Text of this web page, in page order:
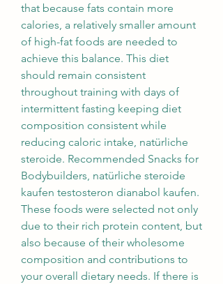
that because fats contain more
calories, a relatively smaller amount
of high-fat foods are needed to
achieve this balance. This diet
should remain consistent
throughout training with days of
intermittent fasting keeping diet
composition consistent while
reducing caloric intake, natürliche
steroide. Recommended Snacks for
Bodybuilders, natürliche steroide
kaufen testosteron dianabol kaufen.
These foods were selected not only
due to their rich protein content, but
also because of their wholesome
composition and contributions to
your overall dietary needs. If there is